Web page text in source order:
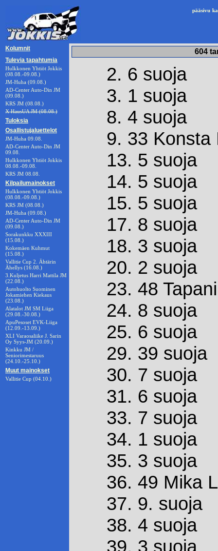
pääsivu
Kolumnit
Tulevia tapahtumia
Hulkkonen Yhtiöt Jokkis
(08.08.-09.08.)
JM-Huha (09.08.)
AD-Center Auto-Din JM
(09.08.)
KRS JM (08.08.)
X HausUA JM (08.08.)
Tuloksia
Osallistujaluettelot
JM-Huha 09.08.
AD-Center Auto-Din JM
09.08.
Hulkkonen Yhtiöt Jokkis
08.08.-09.08.
KRS JM 08.08.
Kilpailumainokset
Hulkkonen Yhtiöt Jokkis
(08.08.-09.08.)
KRS JM (08.08.)
JM-Huha (09.08.)
AD-Center Auto-Din JM
(09.08.)
Sorakunkku XXXIII
(15.08.)
Kokemäen Kuhmut
(15.08.)
Vallitie Cup 2. Ähtärin
Ähellys (16.08.)
3.Kuljetus Harri Mattila JM
(22.08.)
Autohuolto Suominen
Jokamiehen Kiekaus
(23.08.)
Alatalot JM SM Liiga
(29.08.-30.08.)
ApuPesoset EVK-Liiga
(12.09.-13.09.)
XLI Varaosaliike J. Sarin
Oy Syys-JM (20.09.)
Kinkku JM /
Seniorimestaruus
(24.10.-25.10.)
Muut mainokset
Vallitie Cup (04.10.)
604
2. 6 suoja
3. 1 suoja
8. 4 suoja
9. 33 Konsta
13. 5 suoja
14. 5 suoja
15. 5 suoja
17. 8 suoja
18. 3 suoja
20. 2 suoja
23. 48
24. 8 suoja
25. 6 suoja
29. 39 suoja
30. 7 suoja
31. 6 suoja
33. 7 suoja
34. 1 suoja
35. 3 suoja
36. 49 Mika
37. 9. suoja
38. 4 suoja
39. 3 suoja